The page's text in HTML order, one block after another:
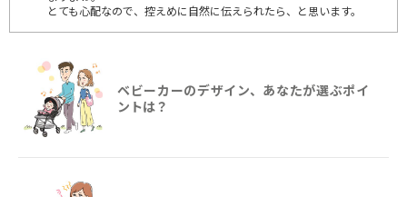
とても心配なので、控えめに自然に伝えられたら、と思います。
ベビーカーのデザイン、あなたが選ぶポイ
ントは？